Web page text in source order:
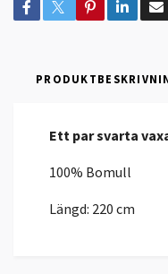
Ett par svarta
100% Bomull
Längd: 220 cm